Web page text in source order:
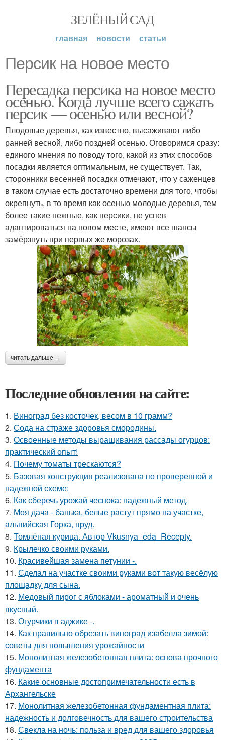
ЗЕЛЁНЫЙ САД
главная новости статьи
Персик на новое место
Пересадка персика на новое место
осенью. Когда лучше всего сажать
персик — осенью или весной?
Плодовые деревья, как известно, высаживают либо
ранней весной, либо поздней осенью. Оговоримся сразу:
единого мнения по поводу того, какой из этих способов
посадки является оптимальным, не существует. Так,
сторонники весенней посадки отмечают, что у саженцев
в таком случае есть достаточно времени для того, чтобы
окрепнуть, в то время как осенью молодые деревья, тем
более такие нежные, как персики, не успев
адаптироваться на новом месте, имеют все шансы
замёрзнуть при первых же морозах.
читать дальше →
Последние обновления на сайте:
1. Виноград без косточек, весом в 10 грамм?
2. Сода на страже здоровья смородины.
3. Освоенные методы выращивания рассады огурцов:
практический опыт!
4. Почему томаты трескаются?
5. Базовая конструкция реализована по проверенной и
надежной схеме:
6. Как сберечь урожай чеснока: надежный метод.
7. Моя дача - банька, белые растут прямо на участке,
альпийская Горка, пруд.
8. Томлёная курица. Автор Vkusnya_eda_Recepty.
9. Крылечко своими руками.
10. Красивейшая замена петунии -.
11. Сделал на участке своими руками вот такую весёлую
площадку для сына.
12. Медовый пирог с яблоками - ароматный и очень
вкусный.
13. Огурчики в аджике -.
14. Как правильно обрезать виноград изабелла зимой:
советы для повышения урожайности
15. Монолитная железобетонная плита: основа прочного
фундамента
16. Какие основные достопримечательности есть в
Архангельске
17. Монолитная железобетонная фундаментная плита:
надежность и долговечность для вашего строительства
18. Свекла на ночь: польза и вред для вашего здоровья